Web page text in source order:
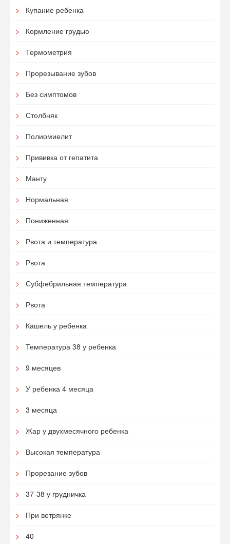
Купание ребенка
Кормление грудью
Термометрия
Прорезывание зубов
Без симптомов
Столбняк
Полиомиелит
Прививка от гепатита
Манту
Нормальная
Пониженная
Рвота и температура
Рвота
Субфебрильная температура
Рвота
Кашель у ребенка
Температура 38 у ребенка
9 месяцев
У ребенка 4 месяца
3 месяца
Жар у двухмесячного ребенка
Высокая температура
Прорезание зубов
37-38 у грудничка
При ветрянке
40